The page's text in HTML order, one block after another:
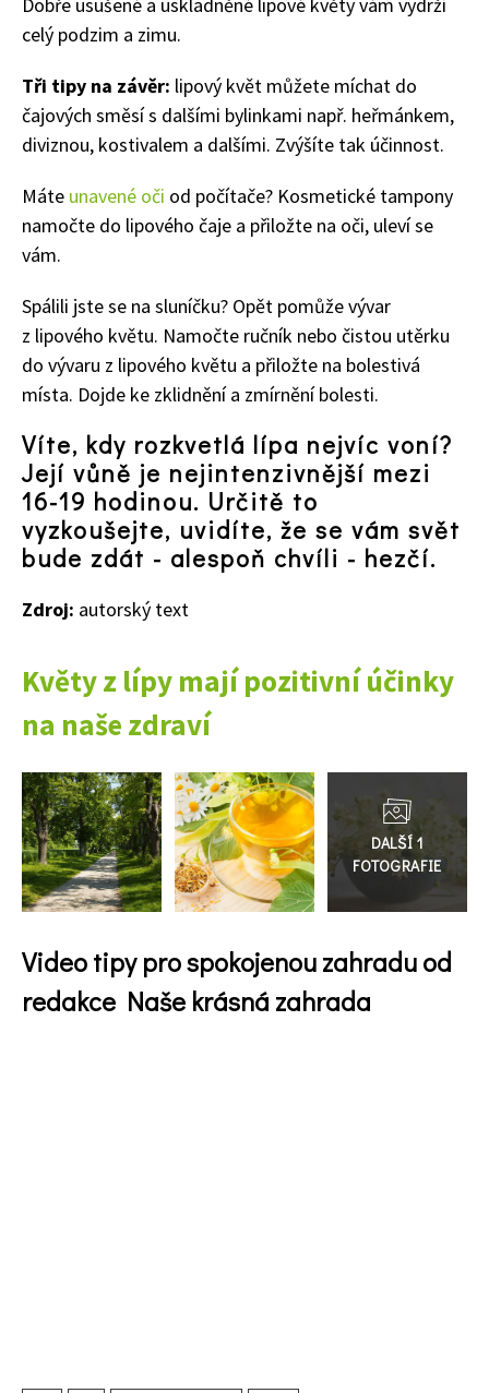
65 Kč
Objednat >
Naše krásná zahrada Speciál
Objednat >
celý podzim a zimu.
Tři tipy na závěr: lipový květ můžete míchat do
čajových směsí s dalšími bylinkami např. heřmánkem,
diviznou, kostivalem a dalšími. Zvýšíte tak účinnost.
Máte unavené oči od počítače? Kosmetické tampony
namočte do lipového čaje a přiložte na oči, uleví se
vám.
Spálili jste se na sluníčku? Opět pomůže vývar
z lipového květu. Namočte ručník nebo čistou utěrku
do vývaru z lipového květu a přiložte na bolestivá
místa. Dojde ke zklidnění a zmírnění bolesti.
Víte, kdy rozkvetlá lípa nejvíc voní?
Její vůně je nejintenzivnější mezi
16-19 hodinou. Určitě to
vyzkoušejte, uvidíte, že se vám svět
bude zdát - alespoň chvíli - hezčí.
Zdroj: autorský text
Květy z lípy mají pozitivní účinky
na naše zdraví
do
galerie
Video tipy pro spokojenou zahradu od
redakce Naše krásná zahrada